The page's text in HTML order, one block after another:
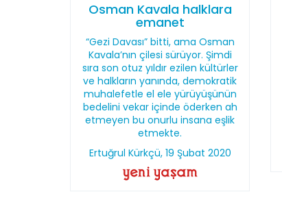
Osman Kavala halklara
emanet
“Gezi Davası” bitti, ama Osman
Kavala’nın çilesi sürüyor. Şimdi
sıra son otuz yıldır ezilen kültürler
ve halkların yanında, demokratik
muhalefetle el ele yürüyüşünün
bedelini vekar içinde öderken ah
etmeyen bu onurlu insana eşlik
etmekte.
Ertuğrul Kürkçü, 19 Şubat 2020